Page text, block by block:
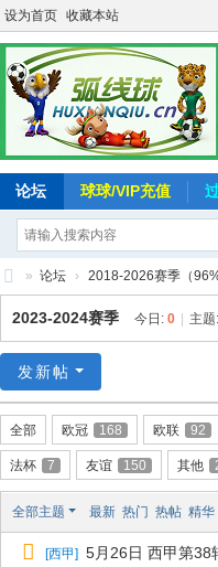
设为首页 收藏本站
论坛 球球/VIP充值
弧
线
-
追
求
致
» 论坛 › 2018-2026赛季（
2023-2024赛季 今日: 0 主题:
发新帖
全部 欧冠 168 欧联 92
法杯 7 友谊 150 其他
全部主题 最新 热门 热帖 精华
[西甲] 5月26日 西甲第38